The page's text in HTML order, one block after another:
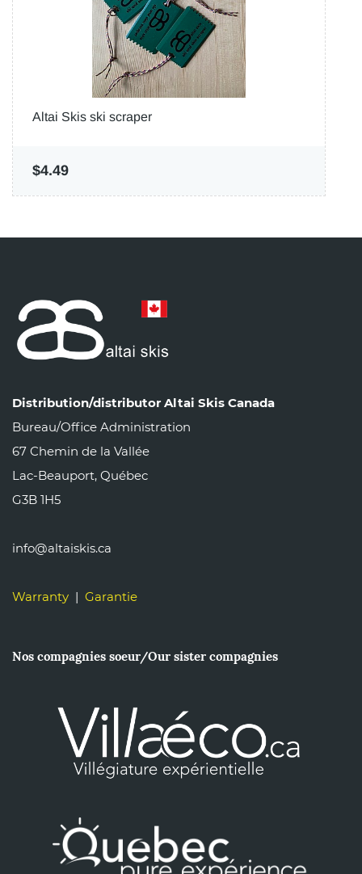
Altai Skis ski scraper
$4.49
Distribution/distributor Altai Skis Canada
Bureau/Office Administration
67 Chemin de la Vallée
Lac-Beauport, Québec
G3B 1H5
info@altaiskis.ca
Warranty | Garantie
Nos compagnies soeur/Our sister compagnies